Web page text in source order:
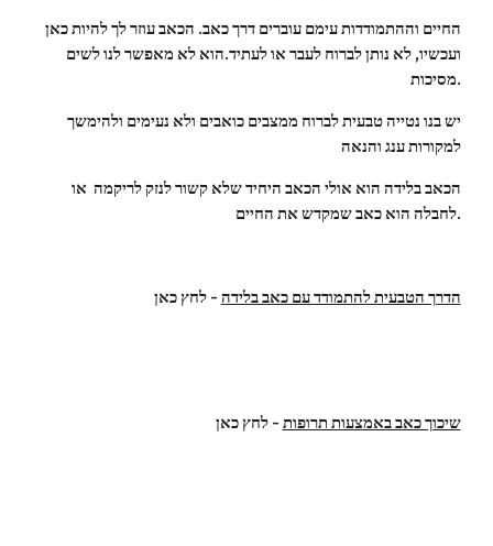
מסיכות.
למקורות ענג והנאה
לחבלה הוא כאב שמקדש את החיים.
הדרך הטבעית להתמודד עם כאב בלידה - לחץ כאן
שיכוך כאב באמצעות תרופות - לחץ כאן